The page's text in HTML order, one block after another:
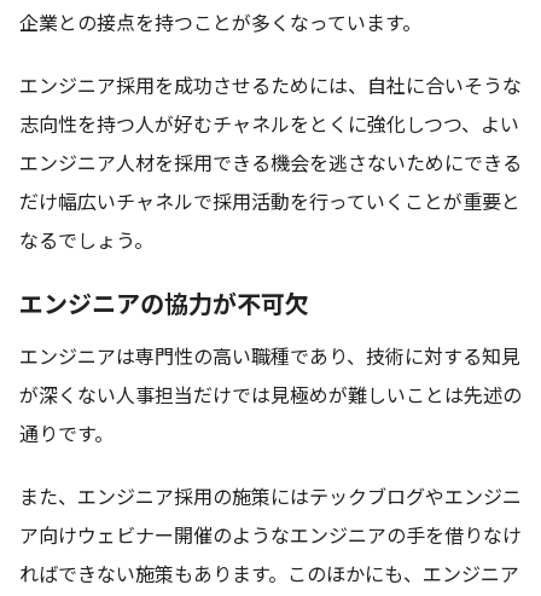
企業との接点を持つことが多くなっています。
エンジニア採用を成功させるためには、自社に合いそうな
志向性を持つ人が好むチャネルをとくに強化しつつ、よい
エンジニア人材を採用できる機会を逃さないためにできる
だけ幅広いチャネルで採用活動を行っていくことが重要と
なるでしょう。
エンジニアの協力が不可欠
エンジニアは専門性の高い職種であり、技術に対する知見
が深くない人事担当だけでは見極めが難しいことは先述の
通りです。
また、エンジニア採用の施策にはテックブログやエンジニ
ア向けウェビナー開催のようなエンジニアの手を借りなけ
ればできない施策もあります。このほかにも、エンジニア